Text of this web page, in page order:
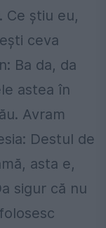
Ce știu eu,
ceva
Ba da, da
astea în
Avram
Destul de
asta e,
sigur că nu